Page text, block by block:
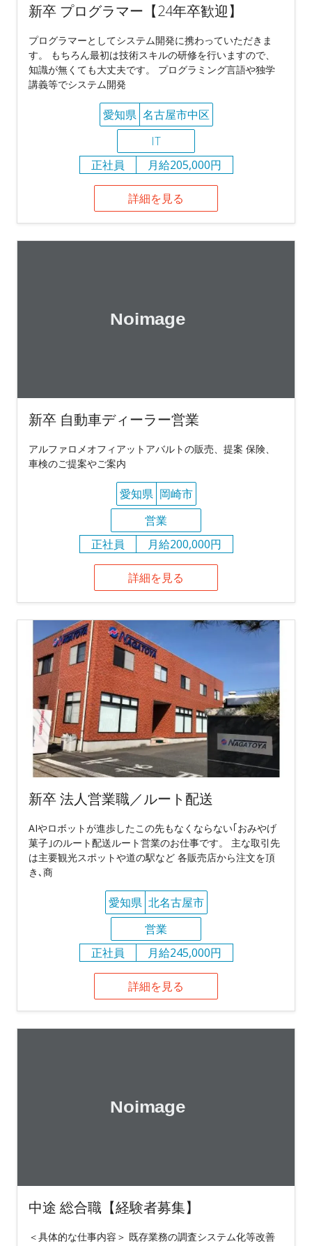
新卒 プログラマー【24年卒歓迎】
プログラマーとしてシステム開発に携わっていただきま
す。 もちろん最初は技術スキルの研修を行いますので、
知識が無くても大丈夫です。 プログラミング言語や独学
講義等でシステム開発
愛知県 名古屋市中区
IT
正社員
月給205,000円
詳細を見る
新卒 自動車ディーラー営業
アルファロメオフィアットアバルトの販売、提案 保険、
車検のご提案やご案内
愛知県 岡崎市
営業
正社員
月給200,000円
詳細を見る
新卒 法人営業職／ルート配送
AIやロボットが進歩したこの先もなくならない｢おみやげ
菓子｣のルート配送ルート営業のお仕事です。 主な取引先
は主要観光スポットや道の駅など 各販売店から注文を頂
き､商
愛知県 北名古屋市
営業
正社員
月給245,000円
詳細を見る
中途 総合職【経験者募集】
＜具体的な仕事内容＞ 既存業務の調査システム化等改善